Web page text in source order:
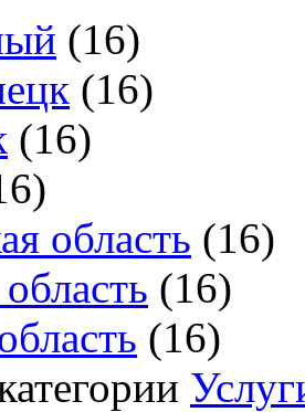
(16)
(16)
(16)
область (16)
(16)
(16)